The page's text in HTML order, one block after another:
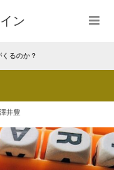
ン
るのか？
澤井豊